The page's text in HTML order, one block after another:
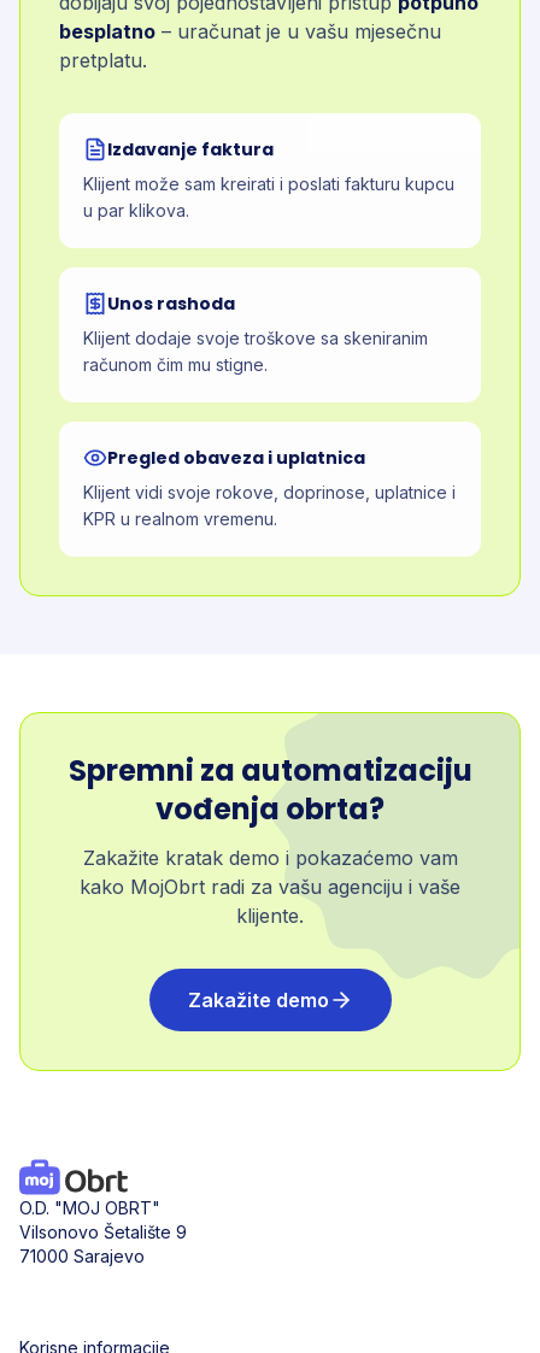
besplatno – uračunat je u vašu mjesečnu
pretplatu.
Izdavanje faktura
Klijent može sam kreirati i poslati fakturu kupcu
u par klikova.
Unos rashoda
Klijent dodaje svoje troškove sa skeniranim
računom čim mu stigne.
Pregled obaveza i uplatnica
Klijent vidi svoje rokove, doprinose, uplatnice i
KPR u realnom vremenu.
Spremni za automatizaciju
vođenja obrta?
Zakažite kratak demo i pokazaćemo vam
kako MojObrt radi za vašu agenciju i vaše
klijente.
Zakažite demo
O.D. "MOJ OBRT"
Vilsonovo Šetalište 9
71000 Sarajevo
Korisne informacije